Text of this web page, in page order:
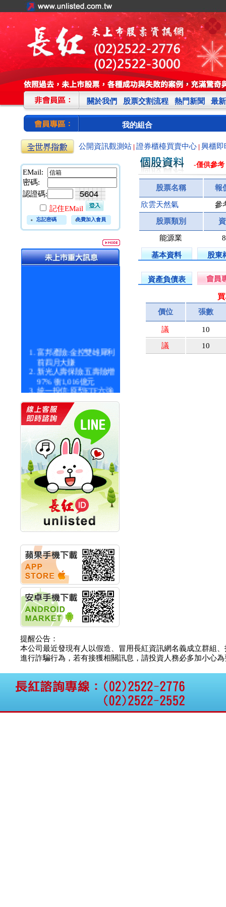
關於我們 股票交割流程 熱門新聞 最
我的組合
公開資訊觀測站 證券櫃檯買賣中心 興櫃即
EMail:
密碼:
認證碼:
記住EMail
忘記密碼 免費加入會員
富邦產險:金控雙雄犀利
前四月大賺
新光人壽保險:五壽險增
97% 衝1,016億元
統一投信:原型ETF六強
統一投信:主動式ETF溢
價 被盯上
新光人壽保險:新壽Q1外
價金將達996億
宇辰系統科技:宇辰業績
創新高 啟動興櫃轉上櫃
計畫
明緯企業:明緯永續科技
競賽 以電源驅動善的力
量
秀育企業:秀育SHO-U儲
能系統 獲國內首張CNS
認證
聯博投信:聯博00404A
華旭先進:代重要子公司
碩通散熱股份有限公司
公告董事會通過發言人
及代理發
華旭先進:代重要子公司
碩通散熱股份有限公司
公告董事會決議發行員
工認股權
華旭先進:代重要子公司
碩通散熱股份有限公司
公告董事會追認113年
向關係
公告向關係人取得使用
仁新醫藥:代重要子公司
BeliteBio,Inc公告受邀參
-僅供參考
股票名稱 報
欣雲天然氣 參
股票類別
能源業
基本資料 股東
資產負債表
價位
張數
議
10
議
10
提醒公告：
本公司最近發現有人以假造、冒用長紅資訊網名義成立群組
進行詐騙行為，若有接獲相關訊息，請投資人務必多加小心